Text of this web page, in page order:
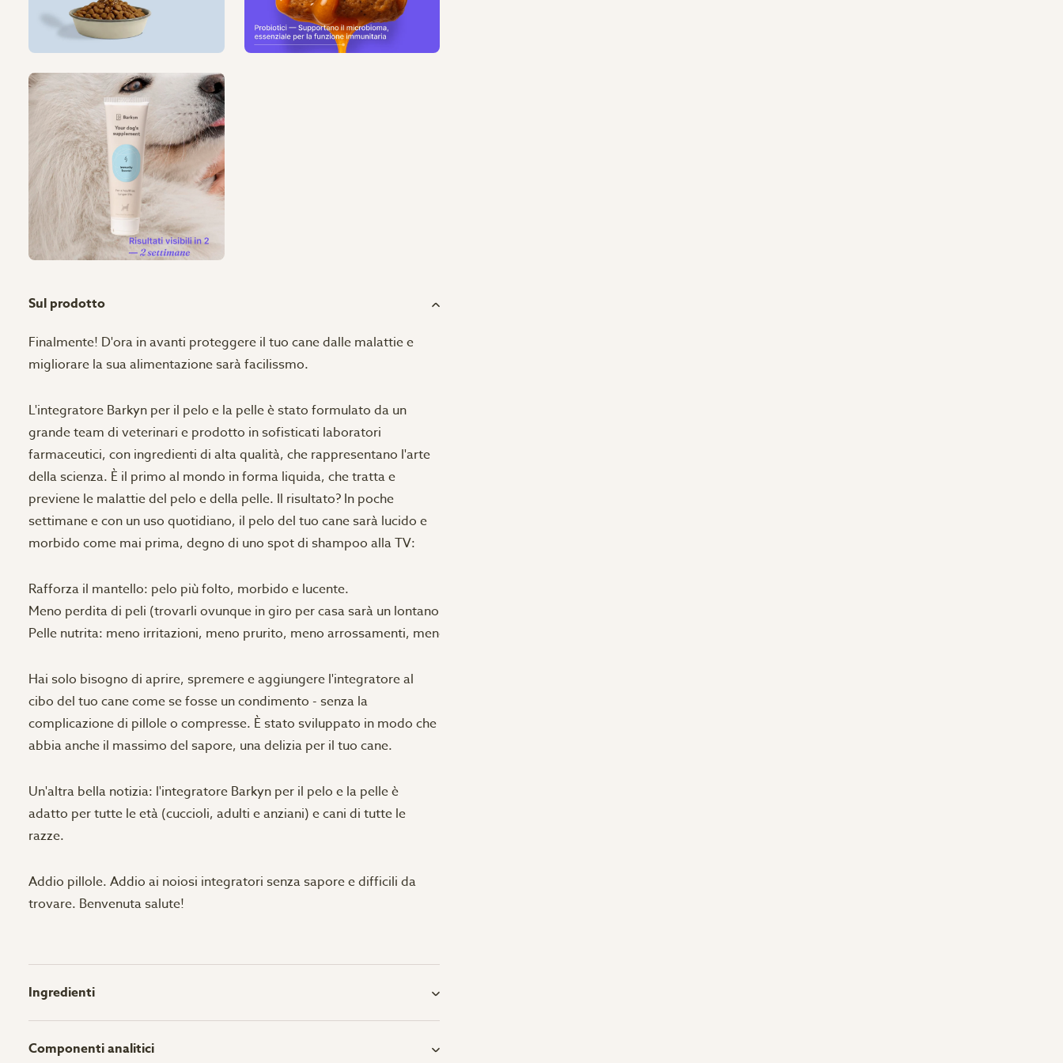
Sul prodotto
Finalmente! D'ora in avanti proteggere il tuo cane dalle malattie e
migliorare la sua alimentazione sarà facilissmo.
L'integratore Barkyn per il pelo e la pelle è stato formulato da un
grande team di veterinari e prodotto in sofisticati laboratori
farmaceutici, con ingredienti di alta qualità, che rappresentano l'arte
della scienza. È il primo al mondo in forma liquida, che tratta e
previene le malattie del pelo e della pelle. Il risultato? In poche
settimane e con un uso quotidiano, il pelo del tuo cane sarà lucido e
morbido come mai prima, degno di uno spot di shampoo alla TV:
Rafforza il mantello: pelo più folto, morbido e lucente.
Meno perdita di peli (trovarli ovunque in giro per casa sarà un lontano ricordo).
Hai solo bisogno di aprire, spremere e aggiungere l'integratore al
cibo del tuo cane come se fosse un condimento - senza la
complicazione di pillole o compresse. È stato sviluppato in modo che
abbia anche il massimo del sapore, una delizia per il tuo cane.
Un'altra bella notizia: l'integratore Barkyn per il pelo e la pelle è
adatto per tutte le età (cuccioli, adulti e anziani) e cani di tutte le
razze.
Addio pillole. Addio ai noiosi integratori senza sapore e difficili da
trovare. Benvenuta salute!
Ingredienti
Componenti analitici